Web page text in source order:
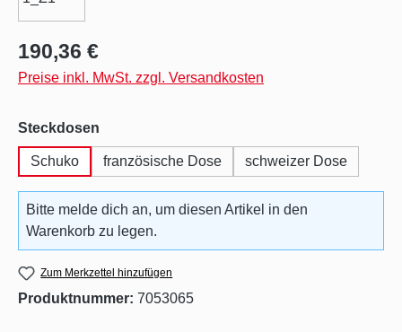
Regulärer Preis:
190,36 €
Preise inkl. MwSt. zzgl. Versandkosten
Steckdosen
Schuko französische Dose schweizer Dose
Bitte melde dich an, um diesen Artikel in den
Warenkorb zu legen.
Zum Merkzettel hinzufügen
Produktnummer: 7053065